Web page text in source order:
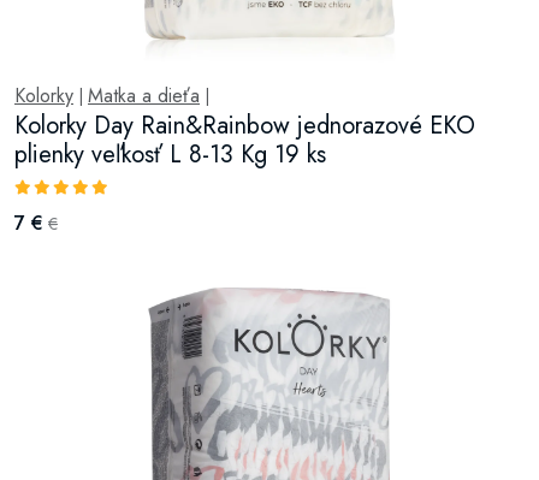
Kolorky Matka a dieťa
Kolorky Day Rain&Rainbow jednorazové EKO
plienky veľkosť L 8-13 Kg 19 ks
7 € €